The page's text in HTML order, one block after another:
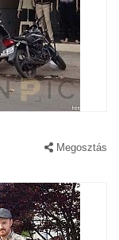
Megosztás